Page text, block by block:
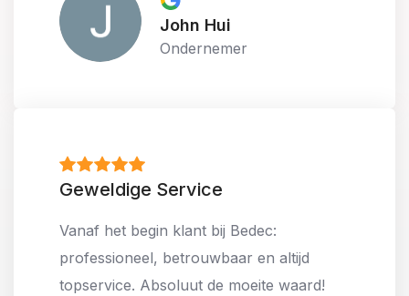
John Hui
Ondernemer
Geweldige Service
Vanaf het begin klant bij Bedec:
professioneel, betrouwbaar en altijd
topservice. Absoluut de moeite waard!